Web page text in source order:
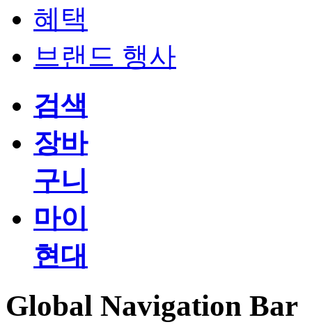
혜택
브랜드 행사
검색
장바
구니
마이
현대
Global Navigation Bar